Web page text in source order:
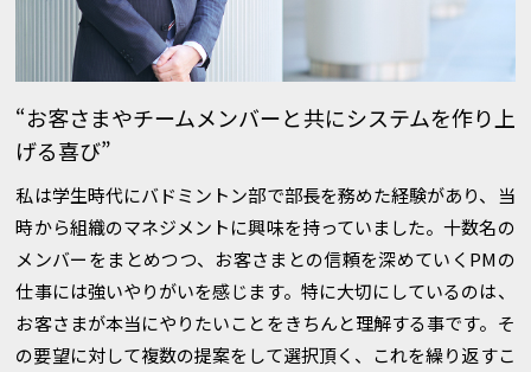
“お客さまやチームメンバーと共にシステムを作り上
げる喜び”
私は学生時代にバドミントン部で部長を務めた経験があり、当
時から組織のマネジメントに興味を持っていました。十数名の
メンバーをまとめつつ、お客さまとの信頼を深めていくPMの
仕事には強いやりがいを感じます。特に大切にしているのは、
お客さまが本当にやりたいことをきちんと理解する事です。そ
の要望に対して複数の提案をして選択頂く、これを繰り返すこ